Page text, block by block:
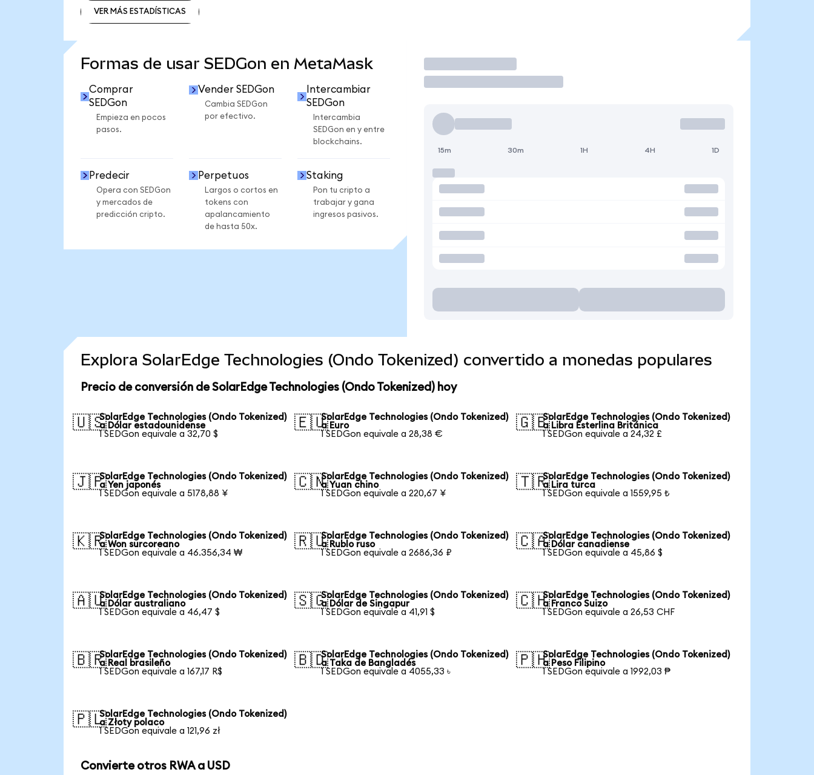
VER MÁS ESTADÍSTICAS
Formas de usar SEDGon en MetaMask
Comprar
SEDGon
Empieza en pocos
pasos.
Vender SEDGon
Cambia SEDGon
por efectivo.
Intercambiar
SEDGon
Intercambia
SEDGon en y entre
blockchains.
Predecir
Opera con SEDGon
y mercados de
predicción cripto.
Perpetuos
Largos o cortos en
tokens con
apalancamiento
de hasta 50x.
Staking
Pon tu cripto a
trabajar y gana
ingresos pasivos.
Operar
15m 30m 1H 4H 1D
Explora SolarEdge Technologies (Ondo Tokenized) convertido a monedas populares
Precio de conversión de SolarEdge Technologies (Ondo Tokenized) hoy
🇺🇸SolarEdge Technologies (Ondo Tokenized)
a Dólar estadounidense
1 SEDGon equivale a 32,70 $
🇪🇺SolarEdge Technologies (Ondo Tokenized)
a Euro
1 SEDGon equivale a 28,38 €
🇬🇧SolarEdge Technologies (Ondo Tokenized)
a Libra Esterlina Británica
1 SEDGon equivale a 24,32 £
🇯🇵SolarEdge Technologies (Ondo Tokenized)
a Yen japonés
1 SEDGon equivale a 5178,88 ¥
🇨🇳SolarEdge Technologies (Ondo Tokenized)
a Yuan chino
1 SEDGon equivale a 220,67 ¥
🇹🇷SolarEdge Technologies (Ondo Tokenized)
a Lira turca
1 SEDGon equivale a 1559,95 ₺
🇰🇷SolarEdge Technologies (Ondo Tokenized)
a Won surcoreano
1 SEDGon equivale a 46.356,34 ₩
🇷🇺SolarEdge Technologies (Ondo Tokenized)
a Rublo ruso
1 SEDGon equivale a 2686,36 ₽
🇨🇦SolarEdge Technologies (Ondo Tokenized)
a Dólar canadiense
1 SEDGon equivale a 45,86 $
🇦🇺SolarEdge Technologies (Ondo Tokenized)
a Dólar australiano
1 SEDGon equivale a 46,47 $
🇸🇬SolarEdge Technologies (Ondo Tokenized)
a Dólar de Singapur
1 SEDGon equivale a 41,91 $
🇨🇭SolarEdge Technologies (Ondo Tokenized)
a Franco Suizo
1 SEDGon equivale a 26,53 CHF
🇧🇷SolarEdge Technologies (Ondo Tokenized)
a Real brasileño
1 SEDGon equivale a 167,17 R$
🇧🇩SolarEdge Technologies (Ondo Tokenized)
a Taka de Bangladés
1 SEDGon equivale a 4055,33 ৳
🇵🇭SolarEdge Technologies (Ondo Tokenized)
a Peso Filipino
1 SEDGon equivale a 1992,03 ₱
🇵🇱SolarEdge Technologies (Ondo Tokenized)
a Złoty polaco
1 SEDGon equivale a 121,96 zł
Convierte otros RWA a USD